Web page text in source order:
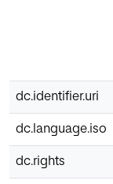
dc.identifier.uri
dc.language.iso
dc.rights